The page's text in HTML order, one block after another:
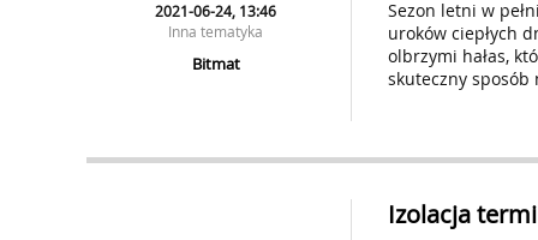
2021-06-24, 13:46
Inna tematyka
Bitmat
Sezon letni w
uroków ciepłych
olbrzymi hałas,
skuteczny
Izolacja